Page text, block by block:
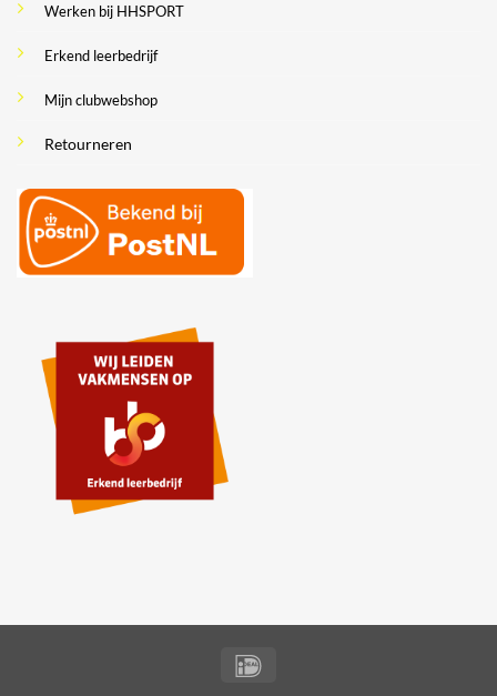
Werken bij HHSPORT
Erkend leerbedrijf
Mijn clubwebshop
Retourneren